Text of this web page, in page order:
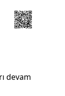
devam